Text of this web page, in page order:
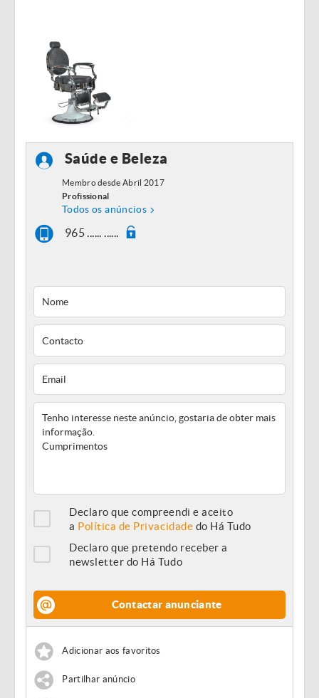
Saúde e Beleza
Membro desde Abril 2017
Profissional
Todos os anúncios
965 ...... ......
Declaro que compreendi e aceito
a Política de Privacidade do Há Tudo
Declaro que pretendo receber a
newsletter do Há Tudo
Contactar anunciante
Adicionar aos favoritos
Partilhar anúncio